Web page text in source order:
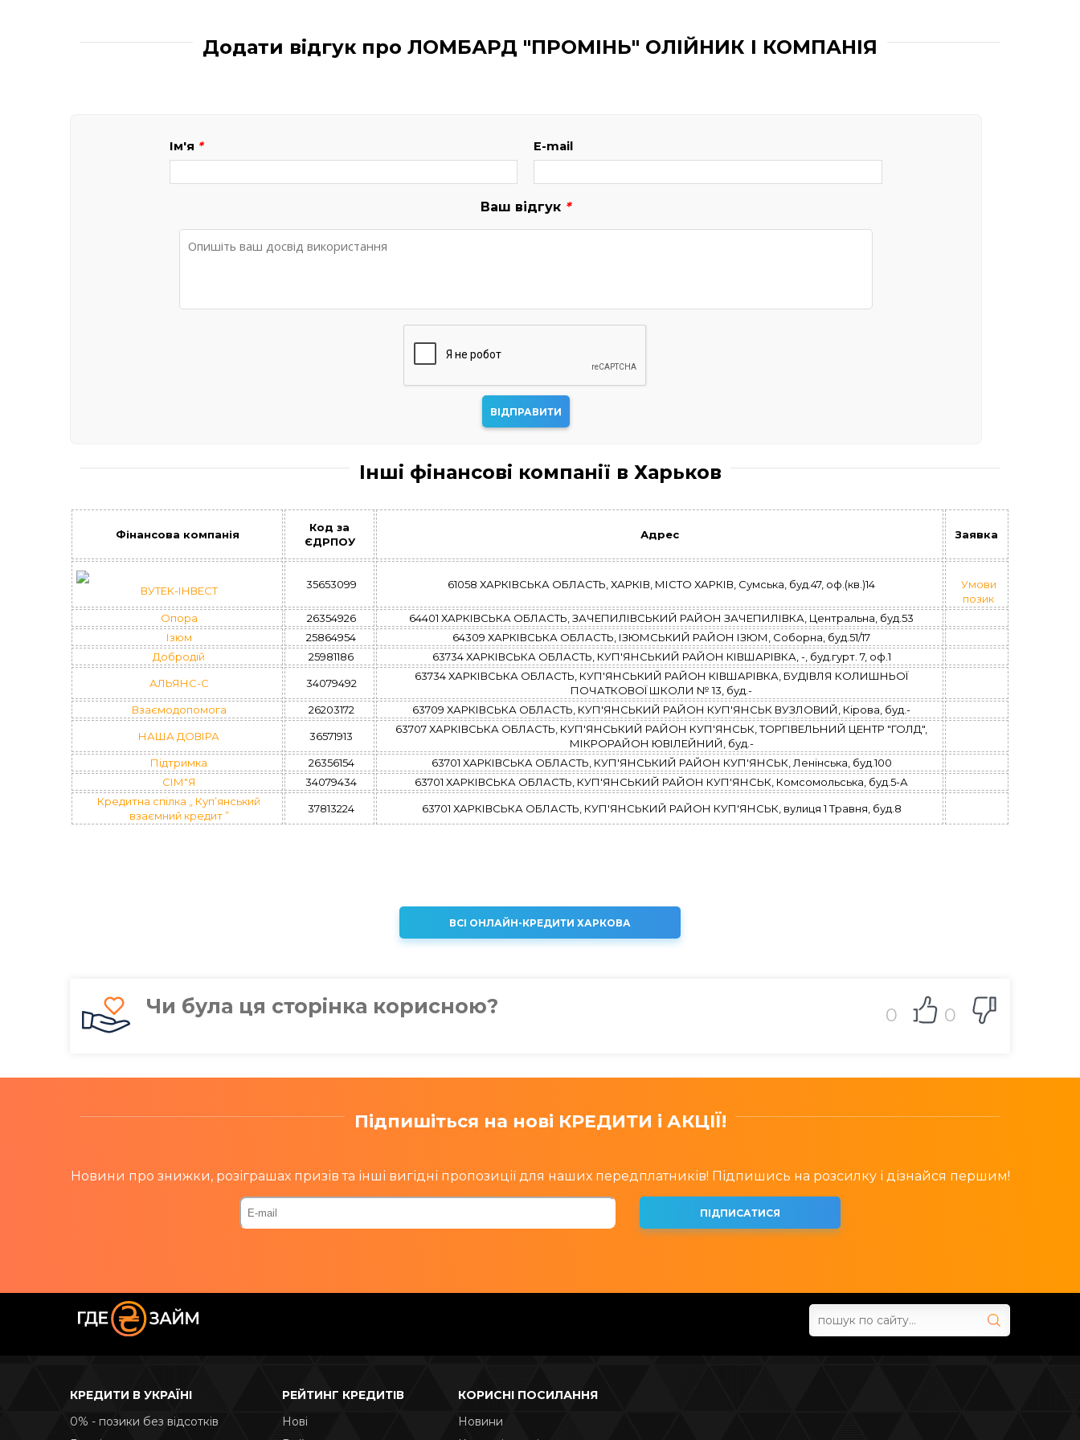
Додати відгук про ЛОМБАРД "ПРОМІНЬ" ОЛІЙНИК І КОМПАНІЯ
Ім'я * E-mail
Ваш відгук *
Інші фінансові компанії в Харьков
Фінансова компанія
Код за
ЄДРПОУ
Адрес Заявка
ВУТЕК-ІНВЕСТ 35653099 61058 ХАРКІВСЬКА ОБЛАСТЬ, ХАРКІВ, МІСТО ХАРКІВ, Сумська, буд.47, оф.(кв.)14
Умови
позик
Опора
26354926
64401 ХАРКІВСЬКА ОБЛАСТЬ, ЗАЧЕПИЛІВСЬКИЙ РАЙОН ЗАЧЕПИЛІВКА, Центральна, буд.53
Ізюм
25864954
64309 ХАРКІВСЬКА ОБЛАСТЬ, ІЗЮМСЬКИЙ РАЙОН ІЗЮМ, Соборна, буд.51/17
Добродій
25981186 63734 ХАРКІВСЬКА ОБЛАСТЬ, КУП'ЯНСЬКИЙ РАЙОН КІВШАРІВКА, -, буд.гурт. 7, оф.1
АЛЬЯНС-С 34079492
63734 ХАРКІВСЬКА ОБЛАСТЬ, КУП'ЯНСЬКИЙ РАЙОН КІВШАРІВКА, БУДІВЛЯ КОЛИШНЬОЇ
ПОЧАТКОВОЇ ШКОЛИ № 13, буд.-
Взаємодопомога
26203172 63709 ХАРКІВСЬКА ОБЛАСТЬ, КУП'ЯНСЬКИЙ РАЙОН КУП'ЯНСЬК ВУЗЛОВИЙ, Кірова, буд.-
НАША ДОВІРА 36571913
63707 ХАРКІВСЬКА ОБЛАСТЬ, КУП'ЯНСЬКИЙ РАЙОН КУП'ЯНСЬК, ТОРГІВЕЛЬНИЙ ЦЕНТР "ГОЛД",
МІКРОРАЙОН ЮВІЛЕЙНИЙ, буд.-
Підтримка
26356154
63701 ХАРКІВСЬКА ОБЛАСТЬ, КУП'ЯНСЬКИЙ РАЙОН КУП'ЯНСЬК, Ленінська, буд.100
СІМ"Я
34079434
63701 ХАРКІВСЬКА ОБЛАСТЬ, КУП'ЯНСЬКИЙ РАЙОН КУП'ЯНСЬК, Комсомольська, буд.5-А
Кредитна спілка „ Куп’янський
взаємний кредит ”
37813224 63701 ХАРКІВСЬКА ОБЛАСТЬ, КУП'ЯНСЬКИЙ РАЙОН КУП'ЯНСЬК, вулиця 1 Травня, буд.8
ВСІ ОНЛАЙН-КРЕДИТИ ХАРКОВА
Чи була ця сторінка корисною? 0 0
Підпишіться на нові КРЕДИТИ і АКЦІЇ!
Новини про знижки, розіграшах призів та інші вигідні пропозиції для наших передплатників! Підпишись на розсилку і дізнайся першим!
КРЕДИТИ В УКРАЇНІ
0% - позики без відсотків
РЕЙТИНГ КРЕДИТІВ
Нові
КОРИСНІ ПОСИЛАННЯ
Новини